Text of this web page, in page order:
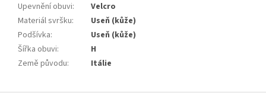
Upevnění obuvi:
Velcro
Materiál svršku:
Useň (kůže)
Podšívka:
Useň (kůže)
Šířka obuvi:
H
Země původu: Itálie